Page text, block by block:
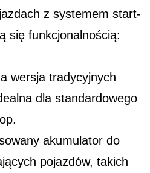
z systemem start-
się funkcjonalnością:
wersja tradycyjnych
dla standardowego
akumulator do
pojazdów, takich